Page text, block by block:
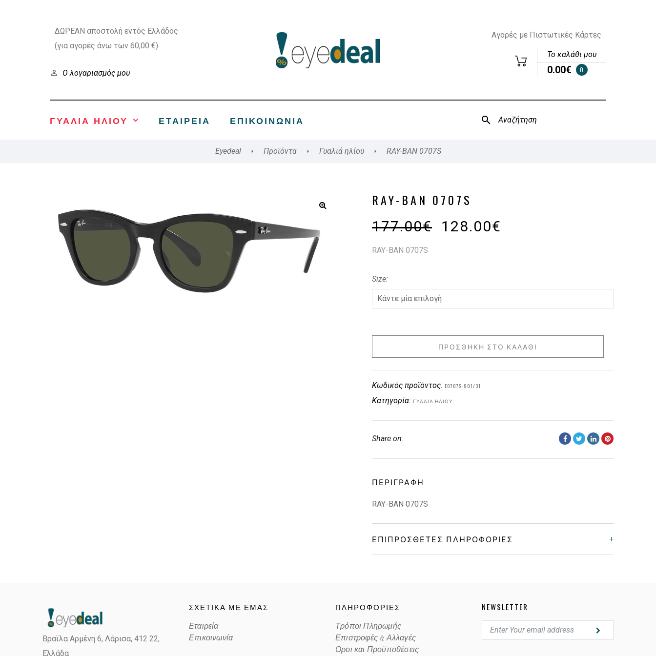
ΔΩΡΕΑΝ αποστολή εντός Ελλάδος
(για αγορές άνω των 60,00 €)
Ο λογαριασμός μου
Αγορές με Πιστωτικές Κάρτες
Το καλάθι μου
0.00€ 0
ΓΥΑΛΙΑ ΗΛΙΟΥ ΕΤΑΙΡΕΊΑ ΕΠΙΚΟΙΝΩΝΊΑ
Eyedeal Προϊόντα Γυαλιά ηλίου RAY-BAN 0707S
RAY-BAN 0707S
177.00€ 128.00€
RAY-BAN 0707S
Size
ΠΡΟΣΘΉΚΗ ΣΤΟ ΚΑΛΆΘΙ
Κωδικός προϊόντος: E0707S-901/31
Κατηγορία: ΓΥΑΛΙΆ ΗΛΊΟΥ
Share on:
ΠΕΡΙΓΡΑΦΉ
RAY-BAN 0707S
ΕΠΙΠΡΌΣΘΕΤΕΣ ΠΛΗΡΟΦΟΡΊΕΣ
Lens Color
Βραϊλα Αρμένη 6, Λάρισα, 412 22,
Ελλάδα
ΣΧΕΤΙΚΑ ΜΕ ΕΜΑΣ
Εταιρεία
Επικοινωνία
ΠΛΗΡΟΦΟΡΙΕΣ
Τρόποι Πληρωμής
Επιστροφές & Αλλαγές
Οροι και Προϋποθέσεις
NEWSLETTER